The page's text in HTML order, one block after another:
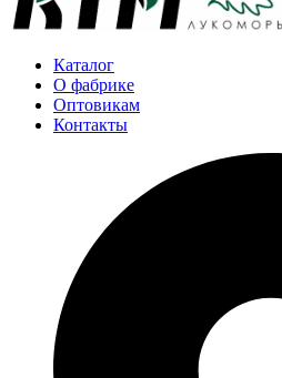
Каталог
О фабрике
Оптовикам
Контакты